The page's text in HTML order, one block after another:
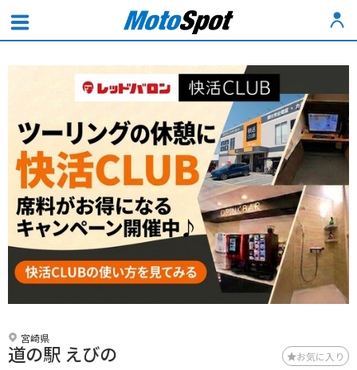
宮崎県
道の駅 えびの お気に入り